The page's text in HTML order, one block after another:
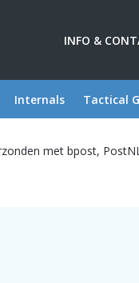
INFO &
Internals Tactical
met bpost,